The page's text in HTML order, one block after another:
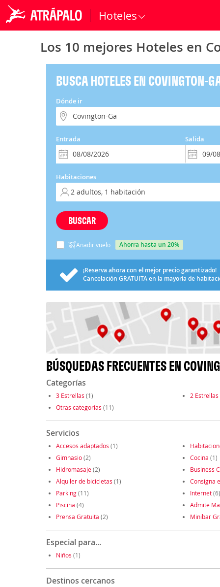
Hoteles
Los 10 mejores Hoteles en
BUSCA HOTELES EN COVINGTON-
Dónde ir
Entrada Salida
Habitaciones
BUSCAR
Añadir vuelo ahorra hasta un 20%
¡Reserva ahora con el mejor precio garantizado!
Cancelación GRATUITAen la mayoría de
BÚSQUEDAS FRECUENTES EN
Categorías
3 Estrellas (1) 2 Estrellas
Otras categorías (11)
Servicios
Accesos adaptados (1)
Gimnasio(2) Cocina (1)
Hidromasaje(2) Business
Alquiler de bicicletas (1) Consigna
Parking(11) Internet(6)
Piscina (4) Admite
Prensa Gratuita (2) Minibar
Especial para...
Niños (1)
Destinos cercanos